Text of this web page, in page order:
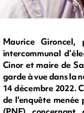
Maurice Gironcel,
intercommunal
Cinor et maire de
garde à vue dans la
14 décembre 2022.
de l'enquête